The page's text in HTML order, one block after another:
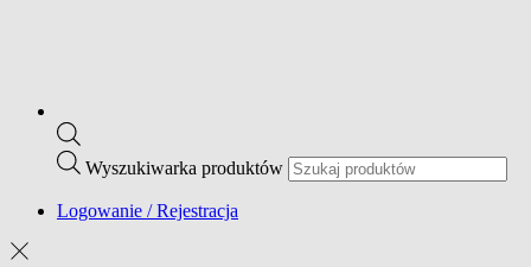
Wyszukiwarka produktów
Logowanie / Rejestracja